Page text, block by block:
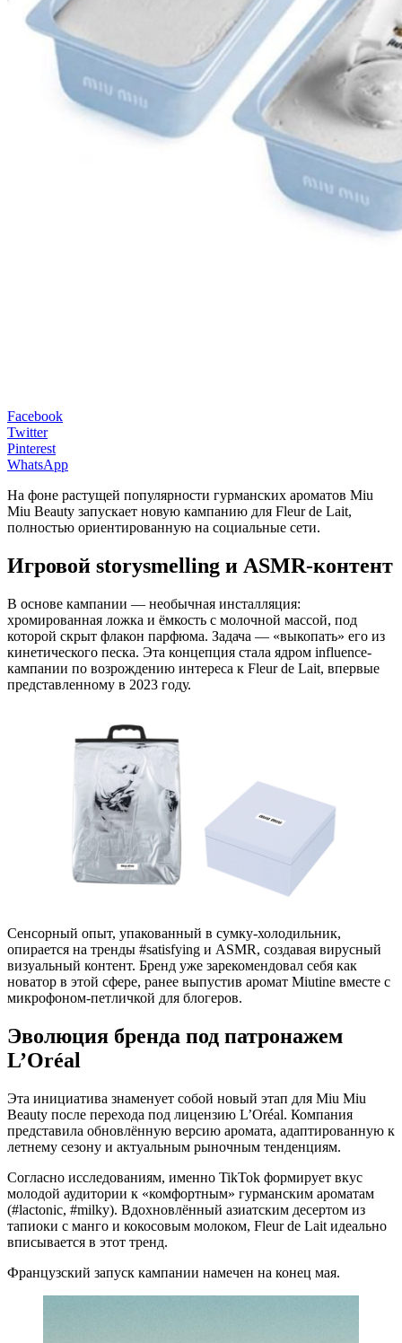
Facebook
Twitter
Pinterest
WhatsApp
На фоне растущей популярности гурманских ароматов Miu
Miu Beauty запускает новую кампанию для Fleur de Lait,
полностью ориентированную на социальные сети.
Игровой storysmelling и ASMR-контент
В основе кампании — необычная инсталляция:
хромированная ложка и ёмкость с молочной массой, под
которой скрыт флакон парфюма. Задача — «выкопать» его из
кинетического песка. Эта концепция стала ядром influence-
кампании по возрождению интереса к Fleur de Lait, впервые
представленному в 2023 году.
Сенсорный опыт, упакованный в сумку-холодильник,
опирается на тренды #satisfying и ASMR, создавая вирусный
визуальный контент. Бренд уже зарекомендовал себя как
новатор в этой сфере, ранее выпустив аромат Miutine вместе с
микрофоном-петличкой для блогеров.
Эволюция бренда под патронажем
L’Oréal
Эта инициатива знаменует собой новый этап для Miu Miu
Beauty после перехода под лицензию L’Oréal. Компания
представила обновлённую версию аромата, адаптированную к
летнему сезону и актуальным рыночным тенденциям.
Согласно исследованиям, именно TikTok формирует вкус
молодой аудитории к «комфортным» гурманским ароматам
(#lactonic, #milky). Вдохновлённый азиатским десертом из
тапиоки с манго и кокосовым молоком, Fleur de Lait идеально
вписывается в этот тренд.
Французский запуск кампании намечен на конец мая.